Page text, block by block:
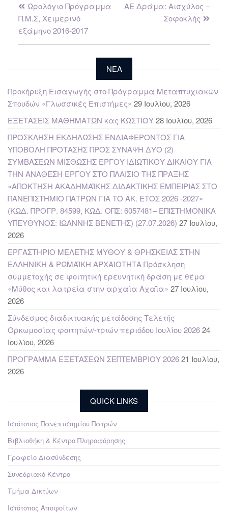
Ωρολόγιο Πρόγραμμα
Π.Μ.Σ, Χειμερινό
εξάμηνο 2016-2017
ΑΕ Δράμα: Αισχύλος –
Σοφοκλής
NEA
Προκήρυξη Εισαγωγής στο Πρόγραμμα Μεταπτυχιακών
Σπουδών «Γλωσσικές Επιστήμες» 29 Ιουλίου, 2026
ΕΞΕΤΑΣΕΙΣ ΜΑΘΗΜΑΤΩΝ κας ΚΩΣΤΙΟΥ28 Ιουλίου, 2026
ΠΡΟΣΚΛΗΣΗ ΕΚΔΗΛΩΣΗΣ ΕΝΔΙΑΦΕΡΟΝΤΟΣ ΓΙΑ
ΥΠΟΒΟΛΗ ΠΡΟΤΑΣΗΣ ΠΡΟΣ ΣΥΝΑΨΗ ΔΥΟ (2)
ΣΥΜΒΑΣΕΩΝ ΜΙΣΘΩΣΗΣ ΕΡΓΟΥ ΙΔΙΩΤΙΚΟΥ ΔΙΚΑΙΟΥ ΓΙΑ
ΤΗΝ ΑΝΑΘΕΣΗ ΕΡΓΟΥ ΣΤΟ ΠΛΑΙΣΙΟ ΤΗΣ ΠΡΑΞΗΣ
«ΑΠΟΚΤΗΣΗ ΑΚΑΔΗΜΑΪΚΗΣ ΔΙΔΑΚΤΙΚΗΣ ΕΜΠΕΙΡΙΑΣ ΣΤΟ
ΠΑΝΕΠΙΣΤΗΜΙΟ ΠΑΤΡΩΝ ΓΙΑ ΤΟ ΑΚ. ΕΤΟΣ 2026 -2027»
(ΚΩΔ. ΠΡΟΓΡ. 84599, ΚΩΔ. ΟΠΣ: 6057481– ΕΠΙΣΤΗΜΟΝΙΚΑ
ΥΠΕΥΘΥΝΟΣ: ΙΩΑΝΝΗΣ ΒΕΝΕΤΗΣ) (27.07.2026) 27 Ιουλίου,
2026
ΕΡΓΑΣΤΗΡΙΟ ΜΕΛΕΤΗΣ ΜΥΘΟΥ & ΘΡΗΣΚΕΙΑΣ ΣΤΗΝ
ΕΛΛΗΝΙΚΗ & ΡΩΜΑΪΚΗ ΑΡΧΑΙΟΤΗΤΑ Πρόσκληση
συμμετοχής σε φοιτητική ερευνητική δράση με θέμα
«Μύθος και λατρεία στην αρχαία Αχαΐα» 27 Ιουλίου,
2026
Σύνδεσμος διαδικτυακής μετάδοσης Τελετής
Ορκωμοσίας φοιτητών/-τριών περιόδου Ιουλίου 202624
Ιουλίου, 2026
ΠΡΟΓΡΑΜΜΑ ΕΞΕΤΑΣΕΩΝ ΣΕΠΤΕΜΒΡΙΟΥ 202621 Ιουλίου,
2026
QUICK LINKS
Ιστότοπος Πανεπιστημίου Πατρών
Βιβλιοθήκη & Κέντρο Πληροφόρησης
Γραφείο Διασύνδεσης
Συνεδριακό Κέντρο
Τμήμα Δικτύων
Ιστότοπος Αποφοίτων